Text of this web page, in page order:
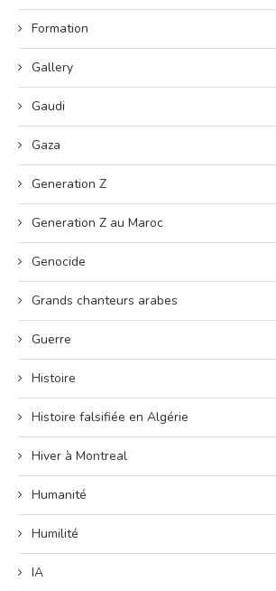
Formation
Gallery
Gaudi
Gaza
Generation Z
Generation Z au Maroc
Genocide
Grands chanteurs arabes
Guerre
Histoire
Histoire falsifiée en Algérie
Hiver à Montreal
Humanité
Humilité
IA